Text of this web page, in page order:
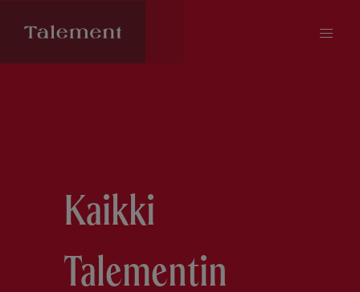
Kaikki
Talementin